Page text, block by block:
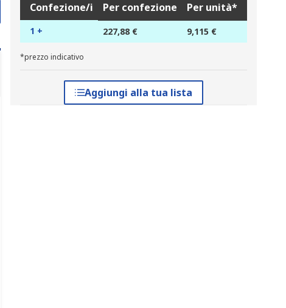
Confezione/i Per confezione Per unità*
1 + 227,88 € 9,115 €
*prezzo indicativo
Aggiungi alla tua lista